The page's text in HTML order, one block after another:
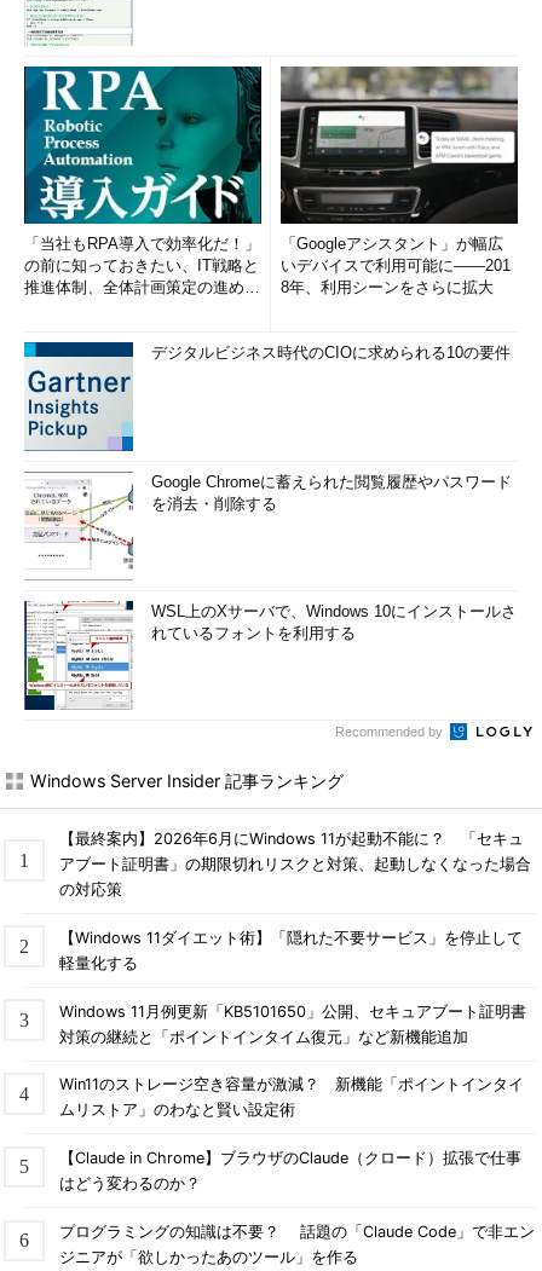
「当社もRPA導入で効率化だ！」
の前に知っておきたい、IT戦略と
推進体制、全体計画策定の進め方
「Googleアシスタント」が幅広
いデバイスで利用可能に――201
8年、利用シーンをさらに拡大
デジタルビジネス時代のCIOに求められる10の要件
Google Chromeに蓄えられた閲覧履歴やパスワード
を消去・削除する
WSL上のXサーバで、Windows 10にインストールさ
れているフォントを利用する
Recommended by
Windows Server Insider 記事ランキング
【最終案内】2026年6月にWindows 11が起動不能に？ 「セキュ
アブート証明書」の期限切れリスクと対策、起動しなくなった場合
の対応策
【Windows 11ダイエット術】「隠れた不要サービス」を停止して
軽量化する
Windows 11月例更新「KB5101650」公開、セキュアブート証明書
対策の継続と「ポイントインタイム復元」など新機能追加
Win11のストレージ空き容量が激減？ 新機能「ポイントインタイ
ムリストア」のわなと賢い設定術
【Claude in Chrome】ブラウザのClaude（クロード）拡張で仕事
はどう変わるのか？
プログラミングの知識は不要？ 話題の「Claude Code」で非エン
ジニアが「欲しかったあのツール」を作る